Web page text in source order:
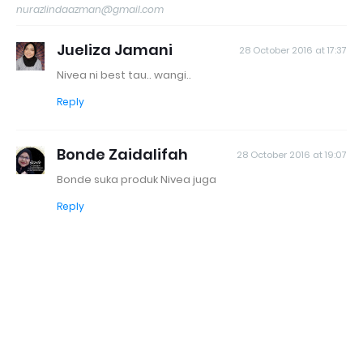
nurazlindaazman@gmail.com
Jueliza Jamani 28 October 2016 at 17:37
Nivea ni best tau.. wangi..
Reply
Bonde Zaidalifah 28 October 2016 at 19:07
Bonde suka produk Nivea juga
Reply